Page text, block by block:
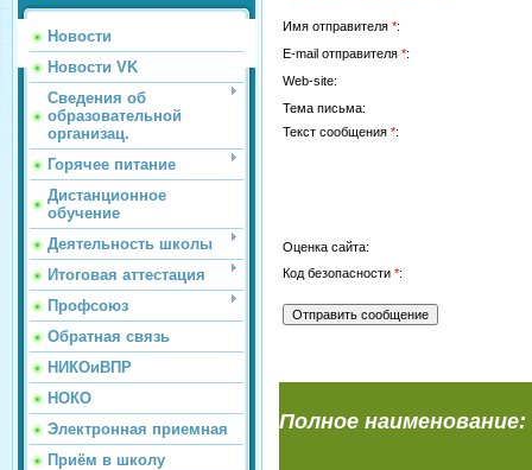
Новости
Новости VK
Сведения об
образовательной
организац.
Горячее питание
Дистанционное
обучение
Деятельность школы
Итоговая аттестация
Профсоюз
Обратная связь
НИКОиВПР
НОКО
Электронная приемная
Приём в школу
Имя отправителя *:
E-mail отправителя *:
Web-site:
Тема письма:
Текст сообщения *:
Оценка сайта:
Код безопасности *:
Полное наименование: